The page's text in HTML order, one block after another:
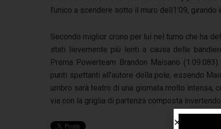
l’unico a scendere sotto il muro dell1’09, girando
Secondo miglior crono per lui nel turno che ha
stati lievemente più lenti a causa delle
Prema Powerteam Brandon Maisano
punti spettanti all’autore della pole, essendo
umbro sarà teatro di una giornata molto intensa,
via con la griglia di partenza composta invertendo